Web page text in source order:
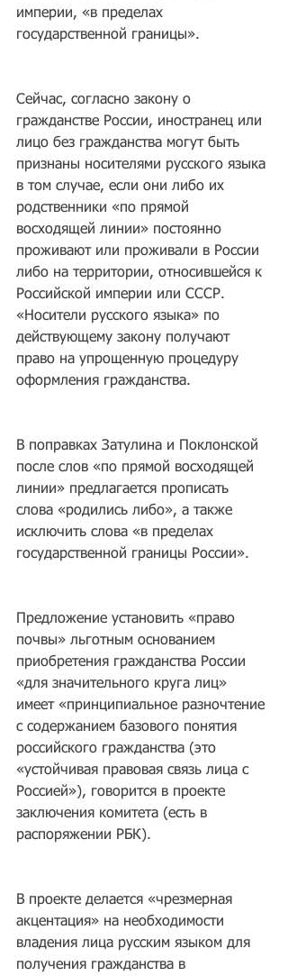
империи, «в пределах
государственной границы».
Сейчас, согласно закону о
гражданстве России, иностранец или
лицо без гражданства могут быть
признаны носителями русского языка
в том случае, если они либо их
родственники «по прямой
восходящей линии» постоянно
проживают или проживали в России
либо на территории, относившейся к
Российской империи или СССР.
«Носители русского языка» по
действующему закону получают
право на упрощенную процедуру
оформления гражданства.
В поправках Затулина и Поклонской
после слов «по прямой восходящей
линии» предлагается прописать
слова «родились либо», а также
исключить слова «в пределах
государственной границы России».
Предложение установить «право
почвы» льготным основанием
приобретения гражданства России
«для значительного круга лиц»
имеет «принципиальное разночтение
с содержанием базового понятия
российского гражданства (это
«устойчивая правовая связь лица с
Россией»), говорится в проекте
заключения комитета (есть в
распоряжении РБК).
В проекте делается «чрезмерная
акцентация» на необходимости
владения лица русским языком для
получения гражданства в